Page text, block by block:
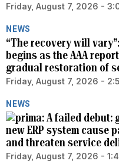
Friday, August 7, 2026 -
NEWS
“The recovery will
begins as the AAA
gradual restoration of
Friday, August 7, 2026 -
NEWS
A failed debut:
new ERP system cause
and threaten service
Friday, August 7, 2026 -